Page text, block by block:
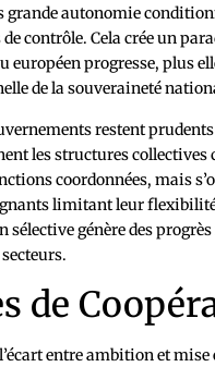
grande autonomie
contrôle. Cela crée un
européen progresse, plus
de la souveraineté
restent
les structures collectives
coordonnées, mais
limitant leur flexibilité
sélective génère des
de
entre ambition et